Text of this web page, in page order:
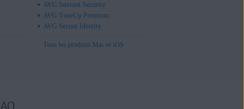
AVG Internet Security
AVG TuneUp Premium
AVG Secure Identity
Tous les produits Mac et iOS